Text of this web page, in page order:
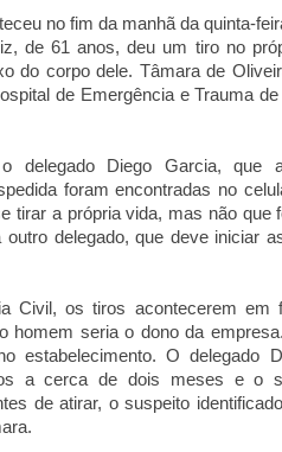
no fim da manhã da quinta-
de 61 anos, deu um tiro no
do corpo dele. Tâmara de
de Emergência e Trauma
delegado Diego Garcia, que
foram encontradas no
tirar a própria vida, mas não que
outro delegado, que deve iniciar
Civil, os tiros acontecerem em
homem seria o dono da
estabelecimento. O delegado
a cerca de dois meses e o
de atirar, o suspeito